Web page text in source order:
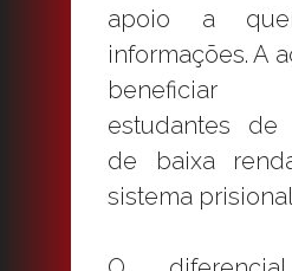
apoio a
informações. A
beneficiar
estudantes de
de baixa
sistema